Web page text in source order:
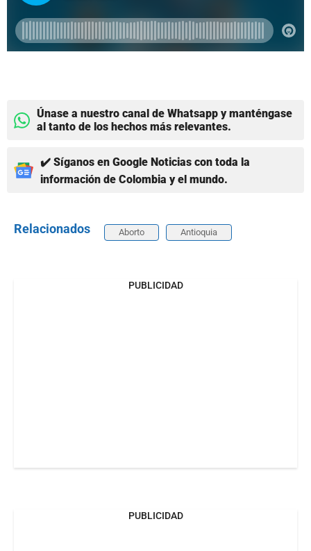
Únase a nuestro canal de Whatsapp y manténgase
al tanto de los hechos más relevantes.
✔️ Síganos en Google Noticias con toda la
información de Colombia y el mundo.
Relacionados Aborto Antioquia
PUBLICIDAD
PUBLICIDAD